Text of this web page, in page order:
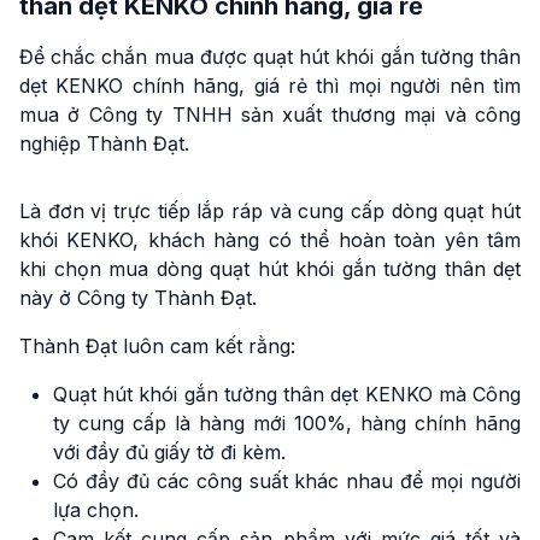
thân dẹt KENKO chính hãng, giá rẻ
Để chắc chắn mua được quạt hút khói gắn tường thân
dẹt KENKO chính hãng, giá rẻ thì mọi người nên tìm
mua ở Công ty TNHH sản xuất thương mại và công
nghiệp Thành Đạt.
Là đơn vị trực tiếp lắp ráp và cung cấp dòng quạt hút
khói KENKO, khách hàng có thể hoàn toàn yên tâm
khi chọn mua dòng quạt hút khói gắn tường thân dẹt
này ở Công ty Thành Đạt.
Thành Đạt luôn cam kết rằng:
Quạt hút khói gắn tường thân dẹt KENKO mà Công
ty cung cấp là hàng mới 100%, hàng chính hãng
với đầy đủ giấy tờ đi kèm.
Có đầy đủ các công suất khác nhau để mọi người
lựa chọn.